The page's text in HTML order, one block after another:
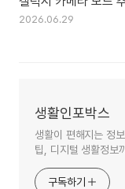
2026.06.29
생활인포박스
생활이 편해지는 정
팁, 디지털 생활정보
구독하기